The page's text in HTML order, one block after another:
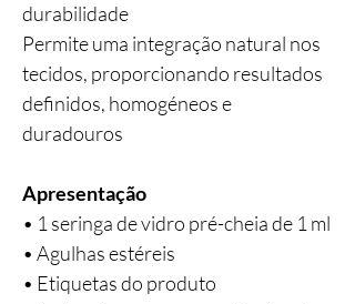
durabilidade
Permite uma integração natural nos
tecidos, proporcionando resultados
definidos, homogéneos e
duradouros
Apresentação
• 1 seringa de vidro pré-cheia de 1 ml
• Agulhas estéreis
• Etiquetas do produto